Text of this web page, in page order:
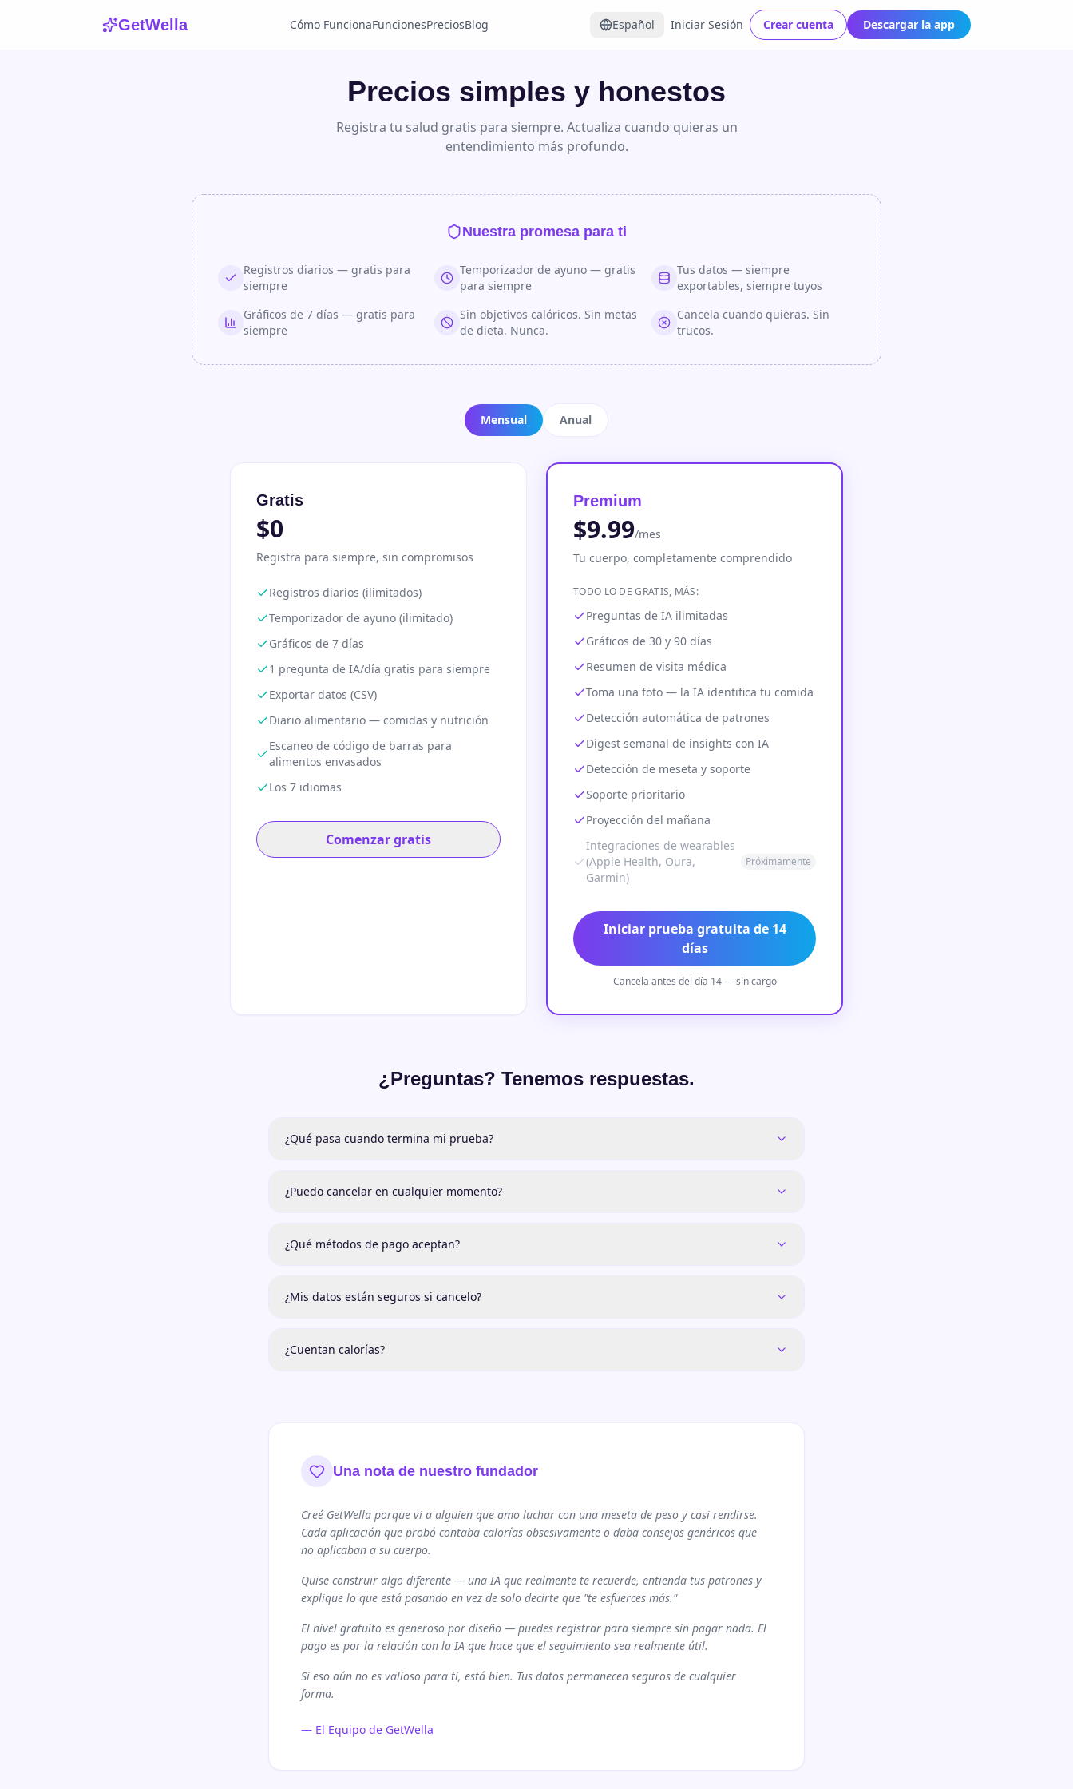
GetWella Cómo FuncionaFuncionesPreciosBlog Español Iniciar Sesión Crear cuenta Descargar la app
Precios simples y honestos
Registra tu salud gratis para siempre. Actualiza cuando quieras un
entendimiento más profundo.
Nuestra promesa para ti
Registros diarios — gratis para
siempre
Temporizador de ayuno — gratis
para siempre
Tus datos — siempre
exportables, siempre tuyos
Gráficos de 7 días — gratis para
siempre
Sin objetivos calóricos. Sin metas
de dieta. Nunca.
Cancela cuando quieras. Sin
trucos.
Mensual Anual
Gratis
$0
Registra para siempre, sin compromisos
Registros diarios (ilimitados)
Temporizador de ayuno (ilimitado)
Gráficos de 7 días
1 pregunta de IA/día gratis para siempre
Exportar datos (CSV)
Diario alimentario — comidas y nutrición
Escaneo de código de barras para
alimentos envasados
Los 7 idiomas
Comenzar gratis
Premium
$9.99/mes
Tu cuerpo, completamente comprendido
TODO LO DE GRATIS, MÁS:
Preguntas de IA ilimitadas
Gráficos de 30 y 90 días
Resumen de visita médica
Toma una foto — la IA identifica tu comida
Detección automática de patrones
Digest semanal de insights con IA
Detección de meseta y soporte
Soporte prioritario
Proyección del mañana
Integraciones de wearables
(Apple Health, Oura,
Garmin)
Próximamente
Iniciar prueba gratuita de 14
días
Cancela antes del día 14 — sin cargo
¿Preguntas? Tenemos respuestas.
¿Qué pasa cuando termina mi prueba?
¿Puedo cancelar en cualquier momento?
¿Qué métodos de pago aceptan?
¿Mis datos están seguros si cancelo?
¿Cuentan calorías?
Una nota de nuestro fundador
Creé GetWella porque vi a alguien que amo luchar con una meseta de peso y casi rendirse.
Cada aplicación que probó contaba calorías obsesivamente o daba consejos genéricos que
no aplicaban a su cuerpo.
Quise construir algo diferente — una IA que realmente te recuerde, entienda tus patrones y
explique lo que está pasando en vez de solo decirte que "te esfuerces más."
El nivel gratuito es generoso por diseño — puedes registrar para siempre sin pagar nada. El
pago es por la relación con la IA que hace que el seguimiento sea realmente útil.
Si eso aún no es valioso para ti, está bien. Tus datos permanecen seguros de cualquier
forma.
— El Equipo de GetWella